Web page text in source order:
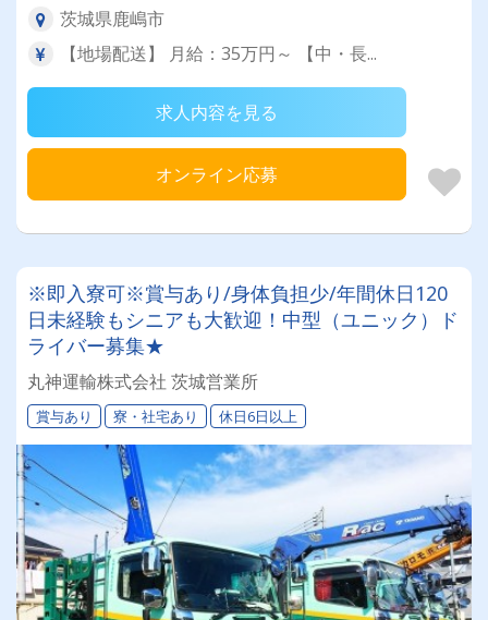
茨城県鹿嶋市
【地場配送】 月給：35万円～ 【中・長...
求人内容を見る
オンライン応募
※即入寮可※賞与あり/身体負担少/年間休日120
日未経験もシニアも大歓迎！中型（ユニック）ド
ライバー募集★
丸神運輸株式会社 茨城営業所
賞与あり 寮・社宅あり 休日6日以上